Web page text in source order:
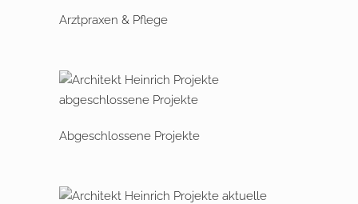
Arztpraxen & Pflege
Abgeschlossene Projekte